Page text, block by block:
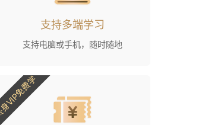
支持多端学习
支持电脑或手机，随时随地
免费学